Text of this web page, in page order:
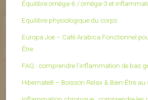
Équilibre oméga-6 / oméga-3 et
Equilibre physiologique du corps
Europa Joe – Café Arabica Fonctionnel
Être
FAQ : comprendre l’inflammation de bas
Hibernate8 – Boisson Relax & Bien-Être au